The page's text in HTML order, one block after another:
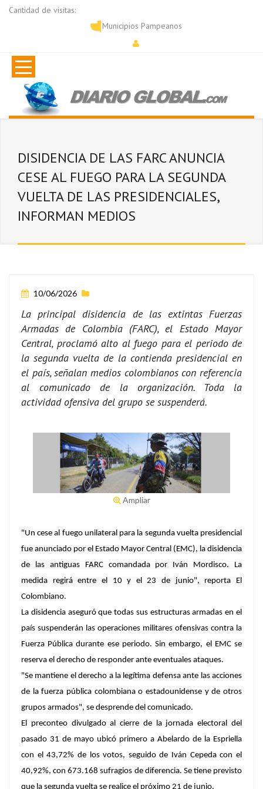
Cantidad de visitas:
Municipios Pampeanos
DISIDENCIA DE LAS FARC ANUNCIA
CESE AL FUEGO PARA LA SEGUNDA
VUELTA DE LAS PRESIDENCIALES,
INFORMAN MEDIOS
10/06/2026
La principal disidencia de las extintas Fuerzas
Armadas de Colombia (FARC), el Estado Mayor
Central, proclamó alto al fuego para el periodo de
la segunda vuelta de la contienda presidencial en
el país, señalan medios colombianos con referencia
al comunicado de la organización. Toda la
actividad ofensiva del grupo se suspenderá.
Ampliar
"Un cese al fuego unilateral para la segunda vuelta presidencial
fue anunciado por el Estado Mayor Central (EMC), la disidencia
de las antiguas FARC comandada por Iván Mordisco. La
medida regirá entre el 10 y el 23 de junio", reporta El
Colombiano.
La disidencia aseguró que todas sus estructuras armadas en el
país suspenderán las operaciones militares ofensivas contra la
Fuerza Pública durante ese periodo. Sin embargo, el EMC se
reserva el derecho de responder ante eventuales ataques.
"Se mantiene el derecho a la legítima defensa ante las acciones
de la fuerza pública colombiana o estadounidense y de otros
grupos armados", se desprende del comunicado.
El preconteo divulgado al cierre de la jornada electoral del
pasado 31 de mayo ubicó primero a Abelardo de la Espriella
con el 43,72% de los votos, seguido de Iván Cepeda con el
40,92%, con 673.168 sufragios de diferencia. Se tiene previsto
que la segunda vuelta se realice el próximo 21 de junio.